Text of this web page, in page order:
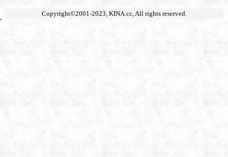
Copyright©2001-2023, KINA.cc, All rights reserved.